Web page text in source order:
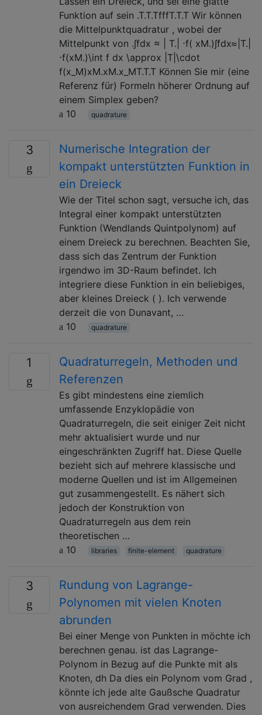
Funktion auf sein .T.T.TfffT.T.T Wir können
die Mittelpunktquadratur , wobei der
Mittelpunkt von .∫fdx ≈ | T.| ⋅f( xM.)∫fdx≈|T.|
⋅f(xM.)\int f dx \approx |T|\cdot
f(x_M)xM.xM.x_MT.T.T Können Sie mir (eine
Referenz für) Formeln höherer Ordnung auf
einem Simplex geben?
10
quadrature
3
Numerische Integration der
kompakt unterstützten Funktion in
ein Dreieck
Wie der Titel schon sagt, versuche ich, das
Integral einer kompakt unterstützten
Funktion (Wendlands Quintpolynom) auf
einem Dreieck zu berechnen. Beachten Sie,
dass sich das Zentrum der Funktion
irgendwo im 3D-Raum befindet. Ich
integriere diese Funktion in ein beliebiges,
aber kleines Dreieck ( ). Ich verwende
derzeit die von Dunavant, …
10
quadrature
1
Quadraturregeln, Methoden und
Referenzen
Es gibt mindestens eine ziemlich
umfassende Enzyklopädie von
Quadraturregeln, die seit einiger Zeit nicht
mehr aktualisiert wurde und nur
eingeschränkten Zugriff hat. Diese Quelle
bezieht sich auf mehrere klassische und
moderne Quellen und ist im Allgemeinen
gut zusammengestellt. Es nähert sich
jedoch der Konstruktion von
Quadraturregeln aus dem rein
theoretischen …
10
libraries finite-element quadrature
3
Rundung von Lagrange-
Polynomen mit vielen Knoten
abrunden
Bei einer Menge von Punkten in möchte ich
berechnen genau. ist das Lagrange-
Polynom in Bezug auf die Punkte mit als
Knoten, dh Da dies ein Polynom vom Grad ,
könnte ich jede alte Gaußsche Quadratur
von ausreichendem Grad verwenden. Dies